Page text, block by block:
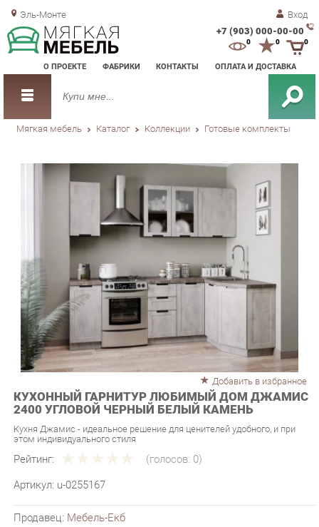
Эль-Монте Вход
+7 (903) 000-00-00
О ПРОЕКТЕ ФАБРИКИ КОНТАКТЫ ОПЛАТА И ДОСТАВКА
0 0
Мягкая мебель Каталог Коллекции Готовые комплекты
Добавить в избранное
КУХОННЫЙ ГАРНИТУР ЛЮБИМЫЙ ДОМ ДЖАМИС
2400 УГЛОВОЙ ЧЕРНЫЙ БЕЛЫЙ КАМЕНЬ
Кухня Джамис - идеальное решение для ценителей удобного, и при
Рейтинг:
Артикул: u-0255167
Производитель:Любимый дом